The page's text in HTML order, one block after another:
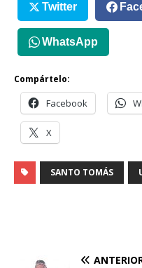
Twitter
WhatsApp
Compártelo:
Facebook
X
SANTO TOMÁS